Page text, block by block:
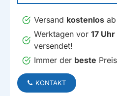
Versand kostenlos
Werktagen vor 17 Uhr
versendet!
Immer der beste Preis
KONTAKT